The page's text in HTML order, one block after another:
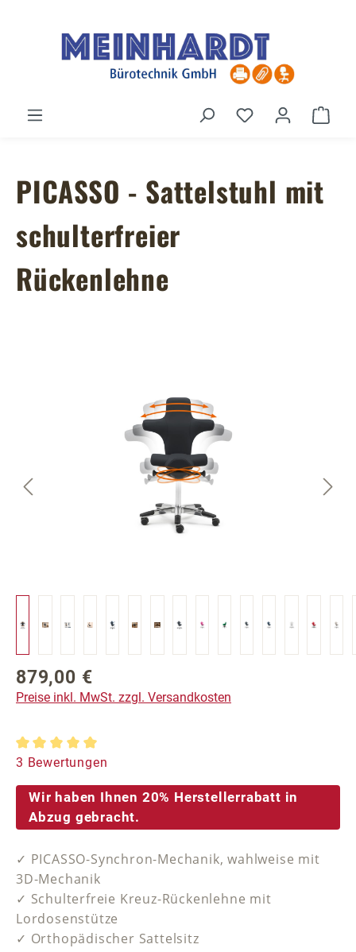
Du hast 0
PICASSO - Sattelstuhl mit
schulterfreier
Rückenlehne
Regulärer Preis:
879,00 €
Preise inkl. MwSt. zzgl. Versandkosten
Durchschnittliche Bewertung von 5 von 5 Sternen
3 Bewertungen
Wir haben Ihnen 20% Herstellerrabatt in
Abzug gebracht.
✓ PICASSO-Synchron-Mechanik, wahlweise mit
3D-Mechanik
✓ Schulterfreie Kreuz-Rückenlehne mit
Lordosenstütze
✓ Orthopädischer Sattelsitz